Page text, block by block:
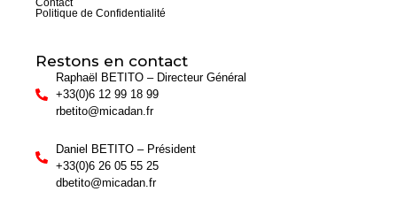
Contact
Politique de Confidentialité
Restons en contact
Raphaël BETITO – Directeur Général
+33(0)6 12 99 18 99
rbetito@micadan.fr
Daniel BETITO – Président
+33(0)6 26 05 55 25
dbetito@micadan.fr